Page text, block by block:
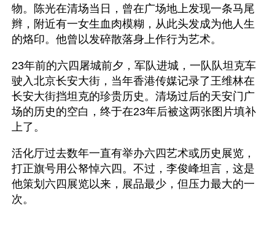
物。陈光在清场当日，曾在广场地上发现一条马尾
辫，附近有一女生血肉模糊，从此头发成为他人生
的烙印。他曾以发碎散落身上作行为艺术。
23年前的六四屠城前夕，军队进城，一队队坦克车
驶入北京长安大街，当年香港传媒记录了王维林在
长安大街挡坦克的珍贵历史。清场过后的天安门广
场的历史的空白，终于在23年后被这两张图片填补
上了。
活化厅过去数年一直有举办六四艺术或历史展览，
打正旗号用公帑悼六四。不过，李俊峰坦言，这是
他策划六四展览以来，展品最少，但压力最大的一